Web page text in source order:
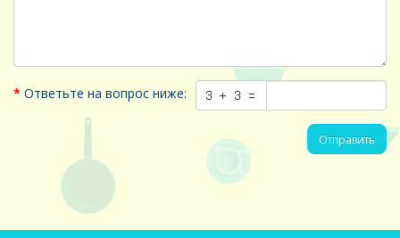
Ответьте на вопрос ниже:
Отправить